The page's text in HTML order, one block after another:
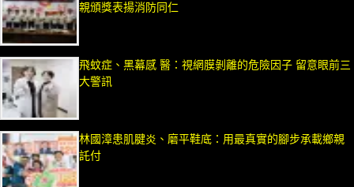
親頒獎表揚消防同仁
飛蚊症、黑幕感 醫：視網膜剝離的危險因子 留意眼前三
大警訊
林國漳患肌腱炎、磨平鞋底：用最真實的腳步承載鄉親
託付